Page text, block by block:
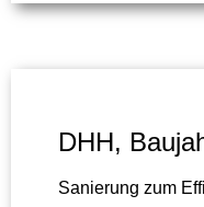
DHH,
Sanierung zum